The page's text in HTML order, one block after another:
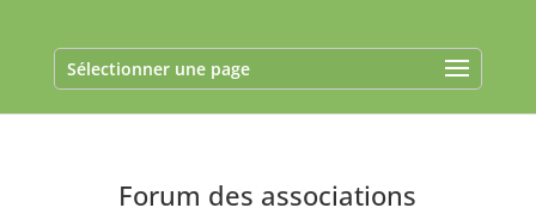
Sélectionner une page
Forum des associations